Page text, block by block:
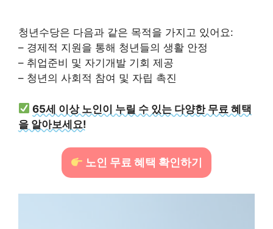
청년수당은 다음과 같은 목적을 가지고 있어요:
– 경제적 지원을 통해 청년들의 생활 안정
– 취업준비 및 자기개발 기회 제공
– 청년의 사회적 참여 및 자립 촉진
65세 이상 노인이 누릴 수 있는 다양한 무료 혜택
을 알아보세요!
노인 무료 혜택 확인하기